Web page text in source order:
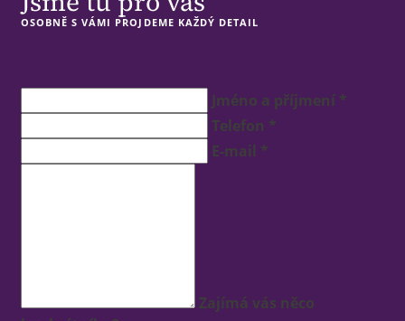
OSOBNĚ S VÁMI PROJDEME KAŽDÝ DETAIL
Jméno a příjmení *
Telefon *
E-mail *
Zajímá vás něco